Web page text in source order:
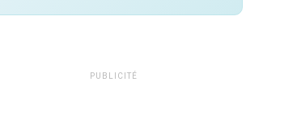
PUBLICITÉ